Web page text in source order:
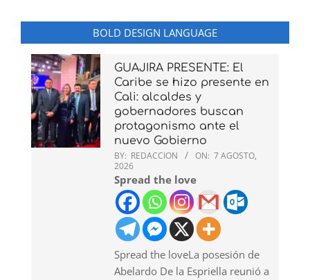
BOLD DESIGN LANGUAGE
GUAJIRA PRESENTE: El
Caribe se hizo presente en
Cali: alcaldes y
gobernadores buscan
protagonismo ante el
nuevo Gobierno
BY: REDACCION ON: 7 AGOSTO,
2026
Spread the love
Spread the loveLa posesión de
Abelardo De la Espriella reunió a